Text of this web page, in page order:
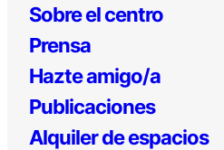
Sobre el centro
Prensa
Hazte amigo/a
Publicaciones
Alquiler de espacios